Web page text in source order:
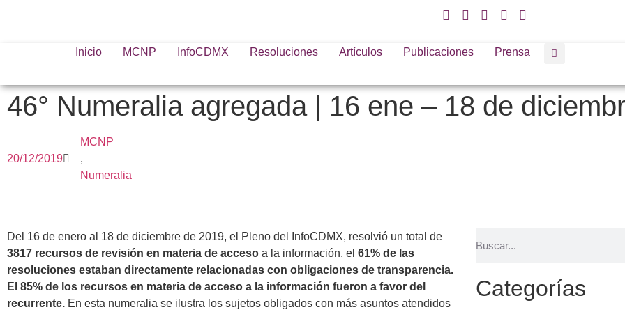
Inicio MCNP InfoCDMX Resoluciones Artículos Publicaciones Prensa
46° Numeralia agregada | 16 ene – 18 de
20/12/2019
MCNP
,
Numeralia
Del 16 de enero al 18 de diciembre de 2019, el Pleno del InfoCDMX, resolvió un total de
3817 recursos de revisión en materia de acceso a la información, el 61% de las
resoluciones estaban directamente relacionadas con obligaciones de transparencia.
El 85% de los recursos en materia de acceso a la información fueron a favor del
recurrente. En esta numeralia se ilustra los sujetos obligados con más asuntos atendidos
Categorías